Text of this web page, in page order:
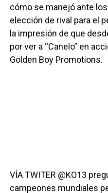
cómo se manejó ante
elección de rival para el
la impresión de que
por ver a “Canelo” en
Golden Boy Promotions.
VÍA TWITER @KO13
campeones mundiales